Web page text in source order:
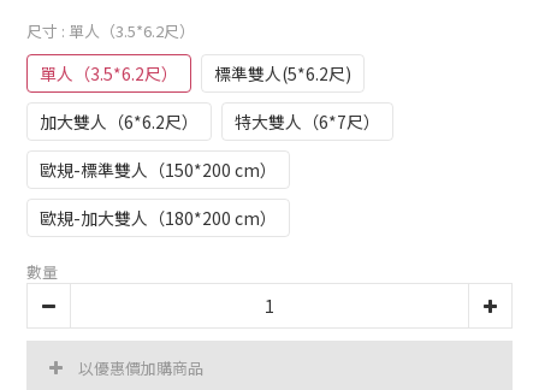
尺寸 : 單人（3.5*6.2尺）
單人（3.5*6.2尺）
標準雙人(5*6.2尺)
加大雙人（6*6.2尺）
特大雙人（6*7尺）
歐規-標準雙人（150*200 cm）
歐規-加大雙人（180*200 cm）
數量
以優惠價加購商品